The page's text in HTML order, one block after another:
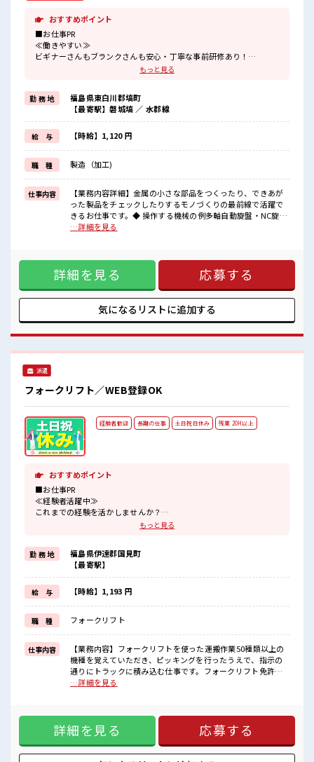
おすすめポイント
■お仕事PR
≪働きやすい≫
ビギナーさんもブランクさんも安心・丁寧な事前研修あり！
残業はほとんどナシ！
≪土日祝休のお仕事≫
家族や友人と一緒にプライベート満喫！
制服があると毎日の服選びに悩まずOK♪
≪未経験でも活躍できる≫
新しいことにチャレンジするのは不安だけど、
しっかり働く環境が整っています！
イチからスキルUP・ステップUP目指していきましょう！
■職場の雰囲気
休憩室で自分タイム！
のんびりスマホチェック♪
ロッカーあり！
土日祝休みなので、
ON/OFFの切替もしやすい！
もっと見る
勤 務 地
福島県東白川郡塙町
【最寄駅】磐城塙 ／ 水郡線
給 与 【時給】1,120 円
職 種 製造（加工)
仕事内容
【業務内容詳細】金属の小さな部品をつくったり、できあが
った製品をチェックしたりするモノづくりの最前線で活躍で
きるお仕事です。◆ 操作する機械の例多軸自動旋盤・NC旋盤
金属の棒をきれいな形に削っていく、まるで“金属を削るロボ
ピカッと尖らせて、次の加工に備える機械。これらのうち、
いずれかの機械の**オペレーター(操作する人)**として働きま
す。◆ どんな作業をするの？・機械に部品をセットし、ボタ
ンを押して加工スタート・部品を作るための工具の交換(まる
で“機械のメンテナンス”！)・できあがった製品にキズや形の
ズレがないかチェック細かい調整をして、機械がうまく動く
います◆ この仕事の魅力・機械を動かすワクワク感が味わえ
る♪・作った製品がキレイに仕上がると達成感が大きい・金
ンクさんも安心・丁寧な事前研修あり！ ≪無理なく働ける≫
場合によってはお願いすることもありますが、 残業はほとん
どナシ！ ≪土日祝休のお仕事≫ 家族や友人と一緒にプライベ
ート満喫！ 制服があると毎日の服選びに悩まずOK♪ ≪未経
験でも活躍できる≫ 新しいことにチャレンジするのは不安だ
けど、 しっかり働く環境が整っています！ イチからスキル
UP・ステップUP目指していきましょう！ ■職場の雰囲気 休
り！ 安心してお仕事に集中♪ 残業はほとんどありません！ 土
…詳細を見る
詳細を見る 応募する
気になるリストに追加する
派遣
フォークリフト／WEB登録OK
経験者歓迎 長期の仕事 土日祝日休み 残業 20H以上
おすすめポイント
■お仕事PR
≪経験者活躍中≫
これまでの経験を活かしませんか？
≪残業で収入アップ≫
高収入を希望される方にオススメ。
残業は月20時間以上あります♪
≪完全週休二日制≫
週末は家族や友人と一緒にプライベート満喫！
≪様々なお仕事をご提案≫
一人で悩まず気軽に相談できる、
派遣のお仕事です！
■職場の雰囲気
残業がしっかりあるお仕事！
ウレシイ土日祝休み！
「しっかり働いてしっかり休む！
もっと見る
勤 務 地
福島県伊達郡国見町
【最寄駅】
給 与 【時給】1,193 円
職 種 フォークリフト
仕事内容
【業務内容】フォークリフトを使った運搬作業50種類以上の
機種を覚えていただき、ピッキングを行ったうえで、指示の
通りにトラックに積み込む仕事です。フォークリフト免許必
須【取扱製品情報】大型送風機 ■お仕事PR ≪経験者活躍中≫
ップ≫ 高収入を希望される方にオススメ。 残業は月20時間以
上あります♪ ≪完全週休二日制≫ 週末は家族や友人と一緒に
プライベート満喫！ ≪様々なお仕事をご提案≫ 一人で悩まず
気軽に相談できる、 派遣のお仕事です！ ■職場の雰囲気 残業
…詳細を見る
詳細を見る 応募する